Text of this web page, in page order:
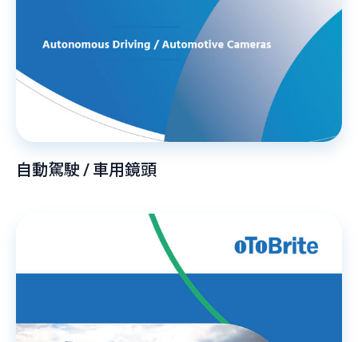
自動駕駛 / 車用鏡頭